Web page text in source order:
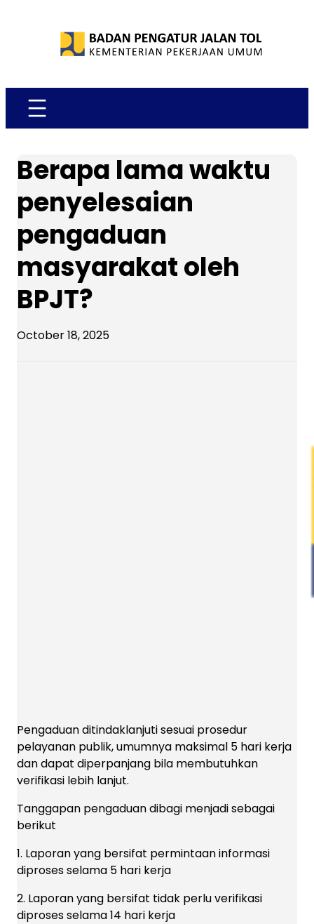
Berapa lama waktu
penyelesaian
pengaduan
masyarakat oleh
BPJT?
October 18, 2025
Pengaduan ditindaklanjuti sesuai prosedur
pelayanan publik, umumnya maksimal 5 hari kerja
dan dapat diperpanjang bila membutuhkan
verifikasi lebih lanjut.
Tanggapan pengaduan dibagi menjadi sebagai
berikut
1. Laporan yang bersifat permintaan informasi
diproses selama 5 hari kerja
2. Laporan yang bersifat tidak perlu verifikasi
diproses selama 14 hari kerja